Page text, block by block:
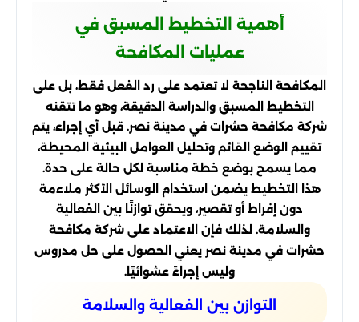
أهمية التخطيط المسبق في
عمليات المكافحة
المكافحة الناجحة لا تعتمد على رد الفعل فقط، بل على
التخطيط المسبق والدراسة الدقيقة، وهو ما تتقنه
شركة مكافحة حشرات في مدينة نصر. قبل أي إجراء، يتم
تقييم الوضع القائم وتحليل العوامل البيئية المحيطة،
مما يسمح بوضع خطة مناسبة لكل حالة على حدة.
هذا التخطيط يضمن استخدام الوسائل الأكثر ملاءمة
دون إفراط أو تقصير، ويحقق توازنًا بين الفعالية
والسلامة. لذلك فإن الاعتماد على شركة مكافحة
حشرات في مدينة نصر يعني الحصول على حل مدروس
وليس إجراءً عشوائيًا.
التوازن بين الفعالية والسلامة